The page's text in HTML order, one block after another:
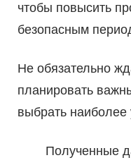
чтобы повысить
безопасным
Не обязательно
планировать
выбрать
Полученные